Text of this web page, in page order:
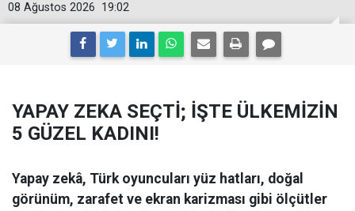
19:02
08 Ağustos 2026
YAPAY ZEKA SEÇTİ; İŞTE ÜLKEMİZİN
5 GÜZEL KADINI!
Yapay zekâ, Türk oyuncuları yüz hatları, doğal
görünüm, zarafet ve ekran karizması gibi ölçütler